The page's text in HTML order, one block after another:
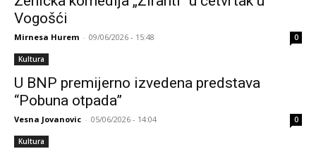
Vogošći
Mirnesa Hurem - 09/06/2026 - 15:48 0
Kultura
U BNP premijerno izvedena predstava
“Pobuna otpada”
Vesna Jovanovic - 05/06/2026 - 14:04 0
Kultura